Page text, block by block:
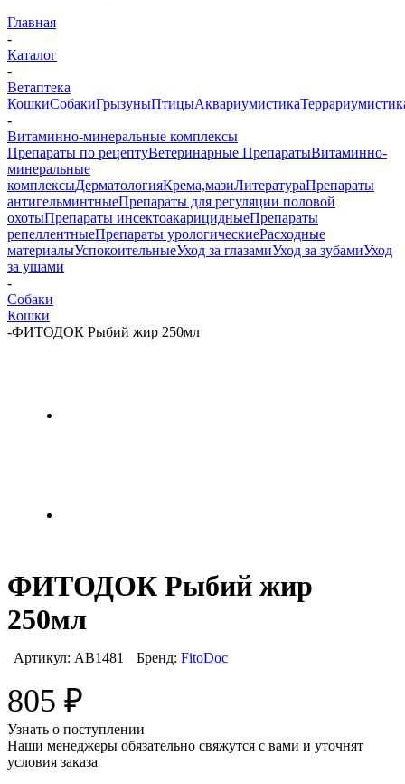
Главная
-
Каталог
-
Ветаптека
КошкиСобакиГрызуныПтицыАквариумистика
-
Витаминно-минеральные комплексы
Препараты по рецептуВетеринарные ПрепаратыВитаминно-
минеральные
комплексыДерматологияКрема,мазиЛитератураПрепараты
антигельминтныеПрепараты для регуляции половой
охотыПрепараты инсектоакарицидныеПрепараты
репеллентныеПрепараты урологическиеРасходные
материалыУспокоительныеУход за глазамиУход за зубамиУход
за ушами
-
Собаки
Кошки
-ФИТОДОК Рыбий жир 250мл
ФИТОДОК Рыбий жир
250мл
Артикул: АВ1481 Бренд: FitoDoc
805 ₽
Узнать о поступлении
Наши менеджеры обязательно свяжутся с вами и уточнят
условия заказа